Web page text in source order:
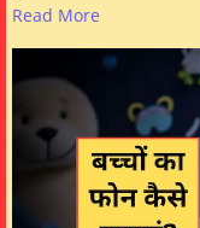
Read More